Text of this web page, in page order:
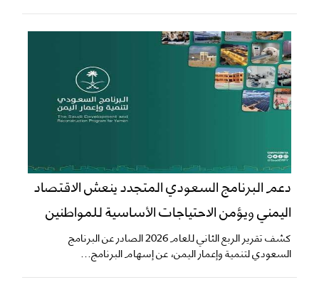
دعم البرنامج السعودي المتجدد ينعش الاقتصاد
اليمني ويؤمن الاحتياجات الأساسية للمواطنين
​كشف تقرير الربع الثاني للعام 2026 الصادر عن البرنامج
السعودي لتنمية وإعمار اليمن، عن إسهام البرنامج...